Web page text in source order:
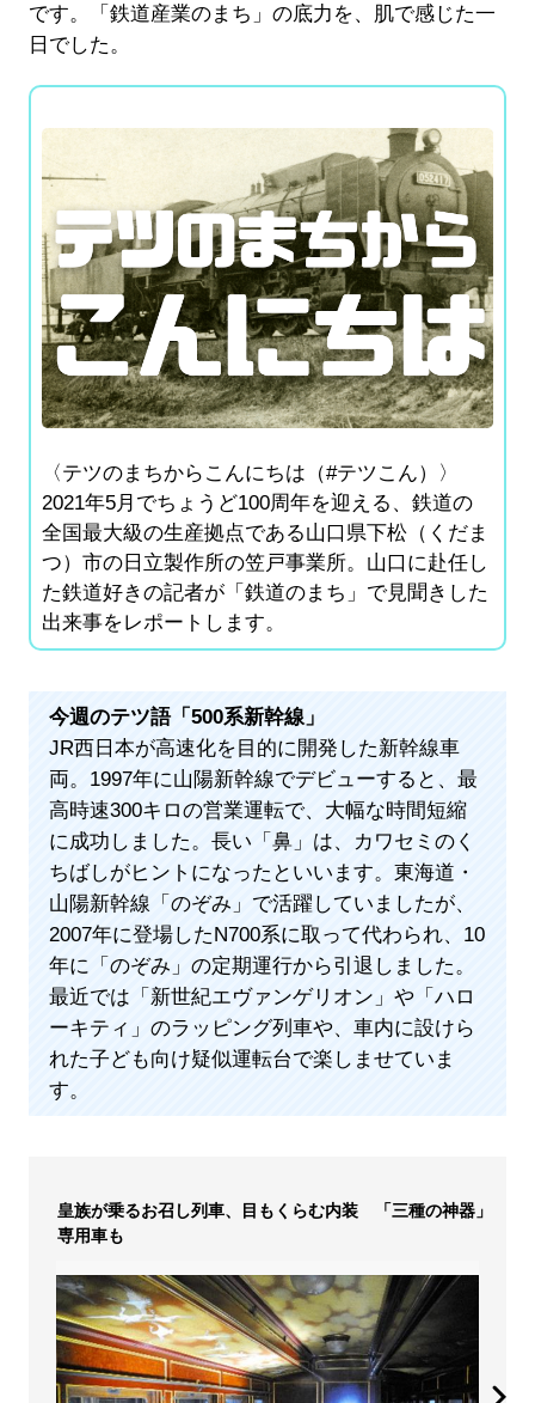
です。「鉄道産業のまち」の底力を、肌で感じた一
日でした。
〈テツのまちからこんにちは（#テツこん）〉
2021年5月でちょうど100周年を迎える、鉄道の
全国最大級の生産拠点である山口県下松（くだま
つ）市の日立製作所の笠戸事業所。山口に赴任し
た鉄道好きの記者が「鉄道のまち」で見聞きした
出来事をレポートします。
今週のテツ語「500系新幹線」
JR西日本が高速化を目的に開発した新幹線車
両。1997年に山陽新幹線でデビューすると、最
高時速300キロの営業運転で、大幅な時間短縮
に成功しました。長い「鼻」は、カワセミのく
ちばしがヒントになったといいます。東海道・
山陽新幹線「のぞみ」で活躍していましたが、
2007年に登場したN700系に取って代わられ、10
年に「のぞみ」の定期運行から引退しました。
最近では「新世紀エヴァンゲリオン」や「ハロ
ーキティ」のラッピング列車や、車内に設けら
れた子ども向け疑似運転台で楽しませていま
す。
皇族が乗るお召し列車、目もくらむ内装 「三種の神器」
専用車も